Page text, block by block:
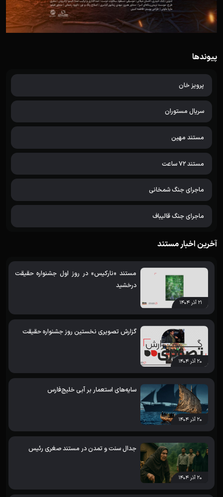
پیوندها
پرویز خان
سریال مستوران
مستند مهین
مستند 72 ساعت
ماجرای جنگ شمخانی
ماجرای جنگ قالیباف
آخرین اخبار مستند
۲۱ آذر ۱۴۰۴
مستند «نارکیس» در روز اول جشنواره حقیقت
درخشید
۲۰ آذر ۱۴۰۴
گزارش تصویری نخستین روز جشنواره حقیقت
۲۰ آذر ۱۴۰۴
سایه‌های استعمار بر آبی خلیج‌فارس
۲۰ آذر ۱۴۰۴
جدال سنت و تمدن در مستند صغری رئیس